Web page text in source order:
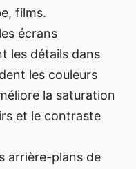
films.
les écrans
les détails dans
les couleurs
la saturation
et le contraste
arrière-plans de